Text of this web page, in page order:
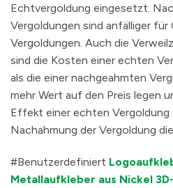
Echtvergoldung eingesetzt.
Vergoldungen sind anfälliger
Vergoldungen. Auch die
sind die Kosten einer echten
als die einer nachgeahmten
mehr Wert auf den Preis legen
Effekt einer echten
Nachahmung der Vergoldung
#Benutzerdefiniert
Metallaufkleber aus Nickel